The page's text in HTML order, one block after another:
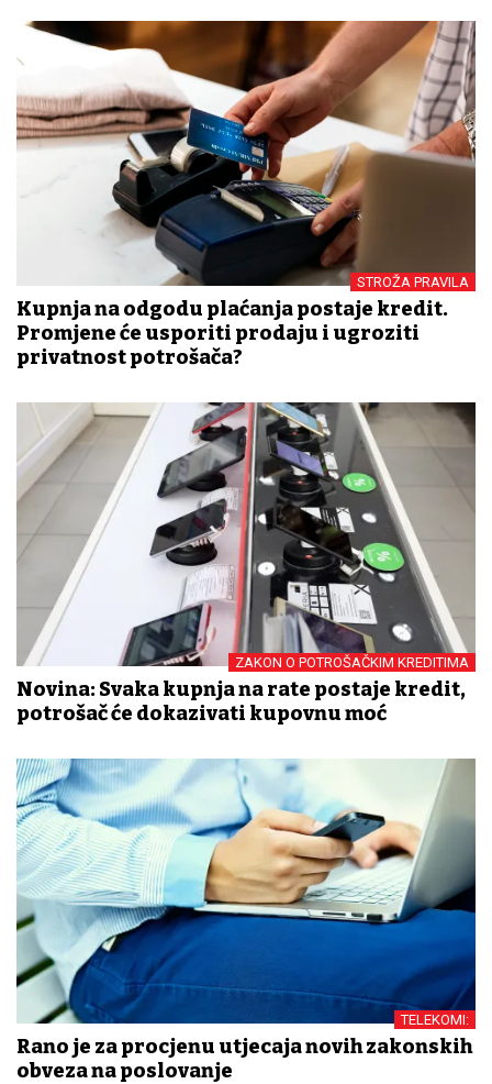
STROŽA PRAVILA
Kupnja na odgodu plaćanja postaje kredit.
Promjene će usporiti prodaju i ugroziti
privatnost potrošača?
ZAKON O POTROŠAČKIM KREDITIMA
Novina: Svaka kupnja na rate postaje kredit,
potrošač će dokazivati kupovnu moć
TELEKOMI:
Rano je za procjenu utjecaja novih zakonskih
obveza na poslovanje